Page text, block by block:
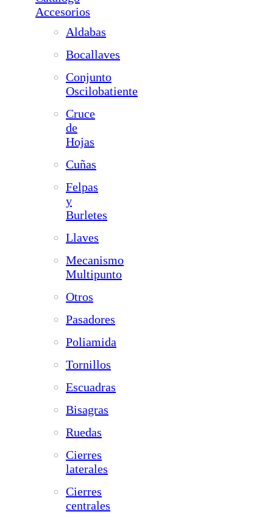
Accesorios
Aldabas
Bocallaves
Conjunto
Oscilobatiente
Cruce
de
Hojas
Cuñas
Felpas
y
Burletes
Llaves
Mecanismo
Multipunto
Otros
Pasadores
Poliamida
Tornillos
Escuadras
Bisagras
Ruedas
Cierres
laterales
Cierres
centrales